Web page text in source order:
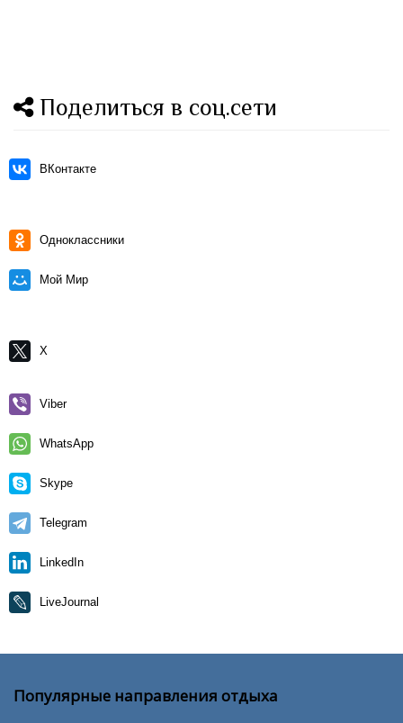
Поделиться в соц.сети
ВКонтакте
Одноклассники
Мой Мир
X
Viber
WhatsApp
Skype
Telegram
LinkedIn
LiveJournal
Популярные направления отдыха